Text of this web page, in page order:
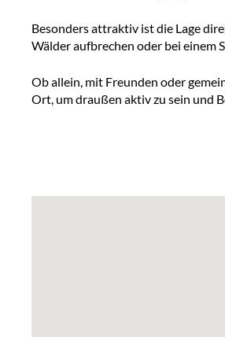
Besonders attraktiv ist die Lage
Wälder aufbrechen oder bei einem
Ob allein, mit Freunden oder
Ort, um draußen aktiv zu sein und